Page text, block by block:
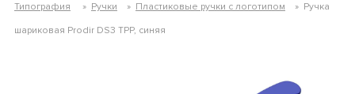
Типография » Ручки » Пластиковые ручки с логотипом » Ручка
шариковая Prodir DS3 TPP, синяя